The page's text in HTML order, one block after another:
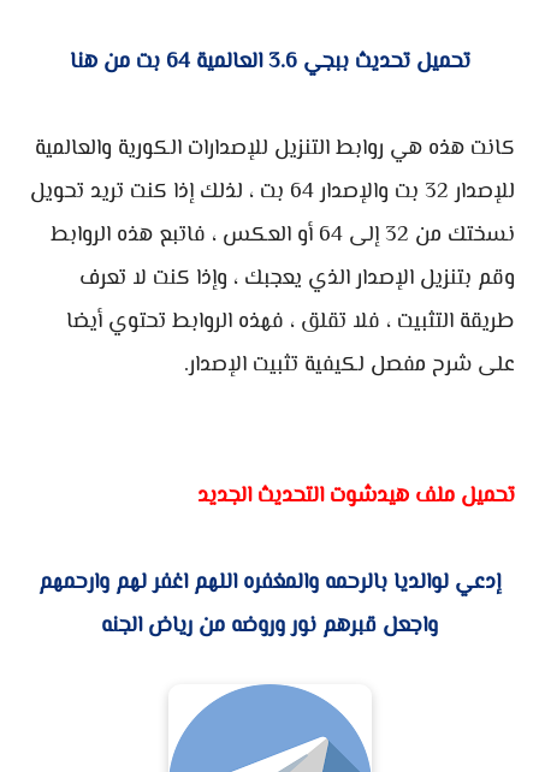
تحميل تحديث ببجي 3.6 العالمية 64 بت من هنا
كانت هذه هي روابط التنزيل للإصدارات الكورية والعالمية
للإصدار 32 بت والإصدار 64 بت ، لذلك إذا كنت تريد تحويل
نسختك من 32 إلى 64 أو العكس ، فاتبع هذه الروابط
وقم بتنزيل الإصدار الذي يعجبك ، وإذا كنت لا تعرف
طريقة التثبيت ، فلا تقلق ، فهذه الروابط تحتوي أيضا
على شرح مفصل لكيفية تثبيت الإصدار.
تحميل ملف هيدشوت التحديث الجديد
إدعي لوالديا بالرحمه والمغفره اللهم اغفر لهم وارحمهم
واجعل قبرهم نور وروضه من رياض الجنه